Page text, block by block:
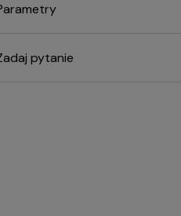
pytanie